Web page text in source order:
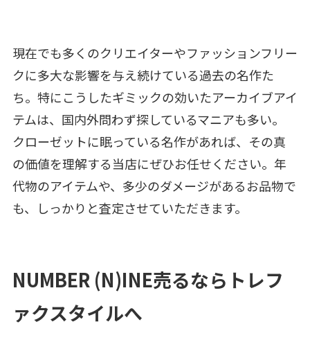
現在でも多くのクリエイターやファッションフリー
クに多大な影響を与え続けている過去の名作た
ち。特にこうしたギミックの効いたアーカイブアイ
テムは、国内外問わず探しているマニアも多い。
クローゼットに眠っている名作があれば、その真
の価値を理解する当店にぜひお任せください。年
代物のアイテムや、多少のダメージがあるお品物で
も、しっかりと査定させていただきます。
NUMBER (N)INE売るならトレフ
ァクスタイルへ